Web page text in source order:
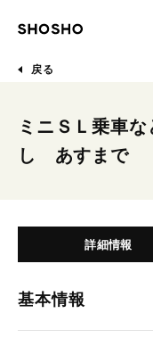
戻る
ミニＳＬ乗車
し あすまで
詳細情報
基本情報